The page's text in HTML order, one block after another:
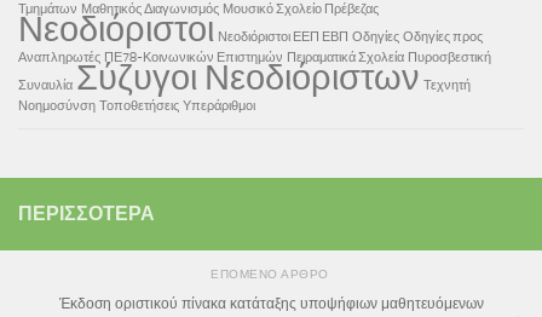
Τμημάτων Μαθητικός Διαγωνισμός Μουσικό Σχολείο Πρέβεζας
Νεοδιόριστοι Νεοδιόριστοι ΕΕΠ ΕΒΠ Οδηγίες Οδηγίες προς
Αναπληρωτές ΠΕ78-Κοινωνικών Επιστημών Πειραματικά Σχολεία Πυροσβεστική
Συναυλία Σύζυγοι Νεοδιόριστων Τεχνητή
Νοημοσύνση Τοποθετήσεις Υπεράριθμοι
ΠΕΡΙΣΣΌΤΕΡΑ
ΕΠΌΜΕΝΟ ΆΡΘΡΟ
Έκδοση οριστικού πίνακα κατάταξης υποψήφιων μαθητευόμενων